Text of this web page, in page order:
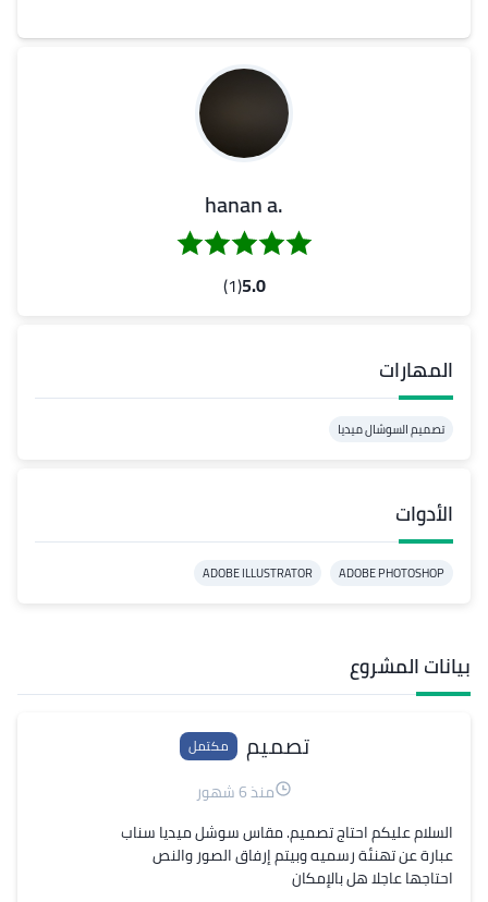
.hanan a
5.0
(1)
المهارات
تصميم السوشال ميديا
الأدوات
ADOBE PHOTOSHOP
ADOBE ILLUSTRATOR
بيانات المشروع
تصميم مكتمل
منذ 6 شهور
احتاجها عاجلا هل بالإمكان